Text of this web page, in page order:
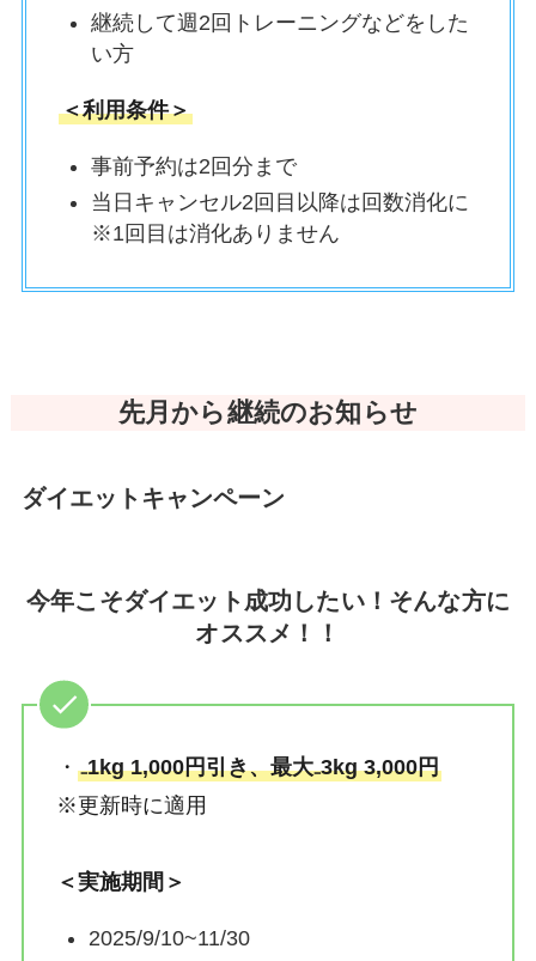
継続して週2回トレーニングなどをした
い方
＜利用条件＞
事前予約は2回分まで
当日キャンセル2回目以降は回数消化に
※1回目は消化ありません
先月から継続のお知らせ
ダイエットキャンペーン
今年こそダイエット成功したい！そんな方に
オススメ！！
・ ₋1kg 1,000円引き、最大₋3kg 3,000円
※更新時に適用
＜実施期間＞
2025/9/10~11/30